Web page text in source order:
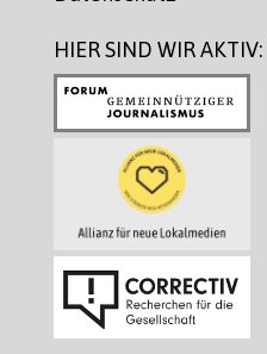
HIER SIND WIR AKTIV: